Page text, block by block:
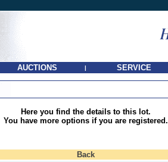
AUCTIONS | SERVICE
Here you find the details to this lot.
You have more options if you are registered.
Back